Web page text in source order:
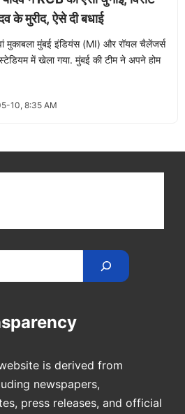
के मुरीद, ऐसे दी बधाई
मुकाबला मुंबई इंडियंस (MI) और रॉयल चैलेंजर्स
में खेला गया. मुंबई की टीम ने अपने होम
10, 8:35 AM
is derived from
newspapers,
press releases, and official